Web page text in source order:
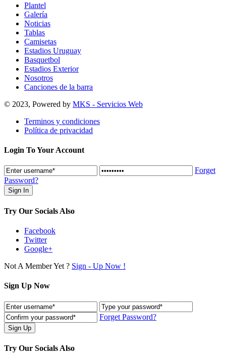
Plantel
Galería
Noticias
Tablas
Camisetas
Estadios Uruguay
Basquetbol
Estadios Exterior
Nosotros
Canciones de la barra
© 2023, Powered by MKS - Servicios Web
Terminos y condiciones
Política de privacidad
Login To Your Account
Forget
Password?
Try Our Socials Also
Facebook
Twitter
Google+
Not A Member Yet ? Sign - Up Now !
Sign Up Now
Forget Password?
Try Our Socials Also